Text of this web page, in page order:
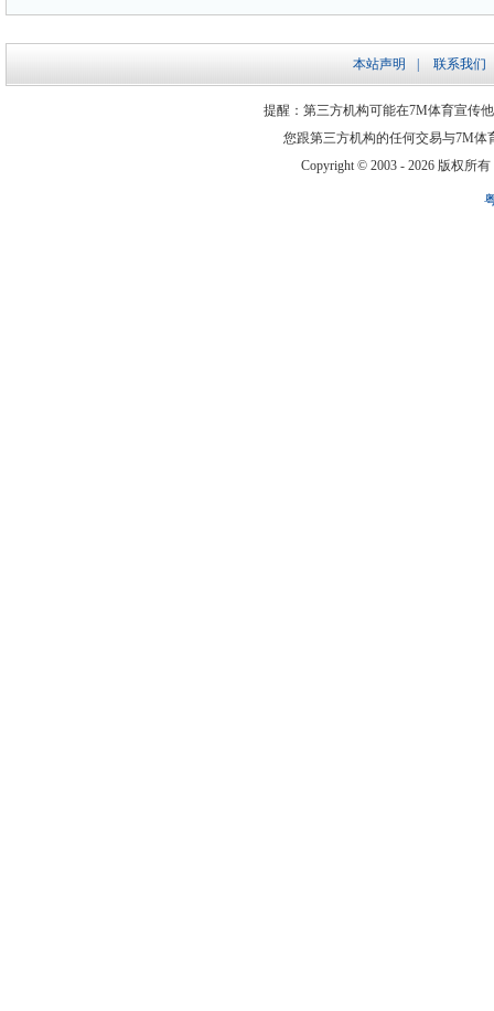
本站声明 联系我们
提醒：第三方机构可能在7M体育宣传
您跟第三方机构的任何交易与7M
Copyright © 2003 - 2026 版权所有